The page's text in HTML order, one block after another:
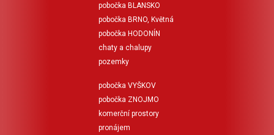
pobočka BLANSKO
pobočka BRNO, Květná
pobočka HODONÍN
chaty a chalupy
pozemky
pobočka VYŠKOV
pobočka ZNOJMO
komerční prostory
pronájem